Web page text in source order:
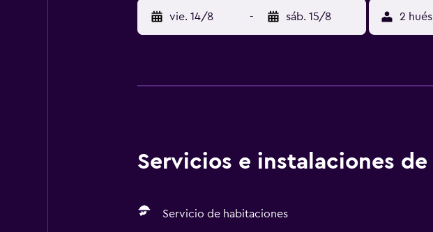
vie. 14/8 - sáb. 15/8 2
Servicios e instalaciones de
Servicio de habitaciones